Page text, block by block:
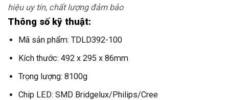
hiệu uy tín, chất lượng đảm bảo
Thông số kỹ thuật:
Mã sản phẩm: TDLD392-100
Kích thước: 492 x 295 x 86mm
Trọng lượng: 8100g
Chip LED: SMD Bridgelux/Philips/Cree